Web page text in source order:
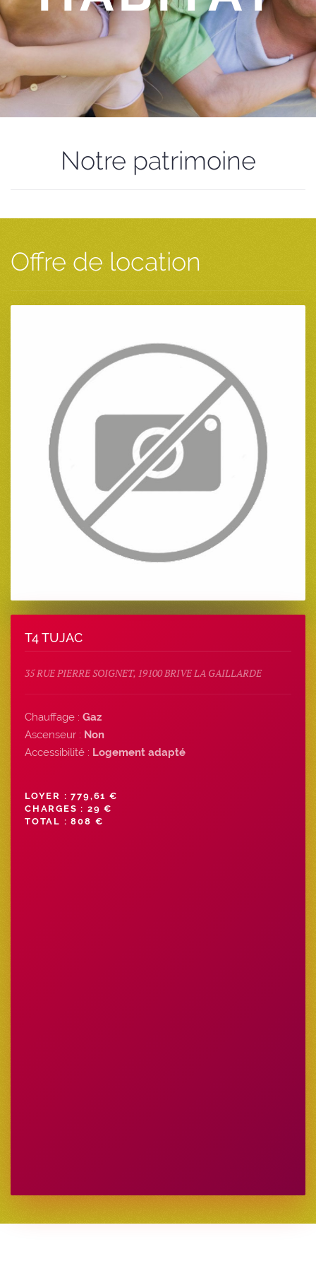
Notre patrimoine
Offre de location
T4 TUJAC
35 RUE PIERRE SOIGNET, 19100 BRIVE LA GAILLARDE
Chauffage : Gaz
Ascenseur : Non
Accessibilité : Logement adapté
LOYER : 779,61 €
CHARGES : 29 €
TOTAL : 808 €